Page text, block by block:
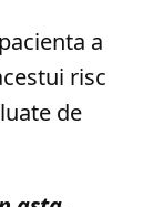
a
risc
de